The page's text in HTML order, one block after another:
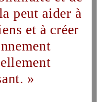
peut aider à
et à créer
»